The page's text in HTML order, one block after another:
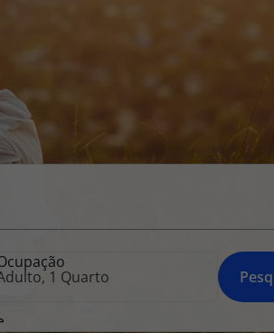
Apoio ao cliente no
facilidade na marcação das suas
dispor o nosso call center a funcionar
10:00 às 20:00 e Sábado das 10:00 às